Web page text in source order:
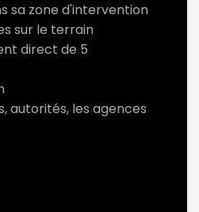
sa zone d'intervention
sur le terrain
direct de 5
autorités, les agences